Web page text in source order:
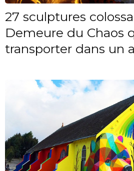
27 sculptures
Demeure du Chaos
transporter dans un